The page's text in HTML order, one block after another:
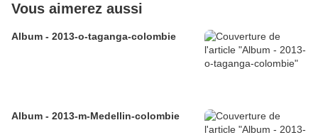
Vous aimerez aussi
Album - 2013-o-taganga-colombie
Album - 2013-m-Medellin-colombie